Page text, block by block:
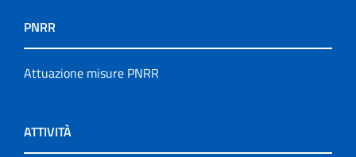
PNRR
Attuazione misure PNRR
ATTIVITÀ